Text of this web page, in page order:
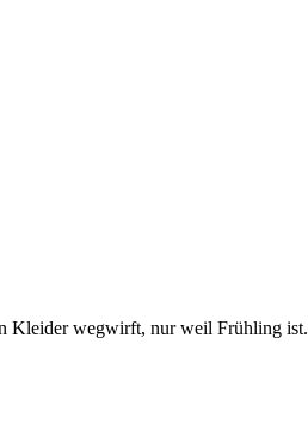
Kleider wegwirft, nur weil Frühling ist.